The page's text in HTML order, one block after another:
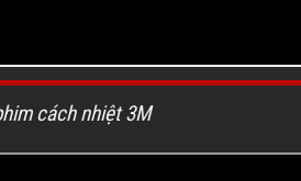
cách nhiệt 3M